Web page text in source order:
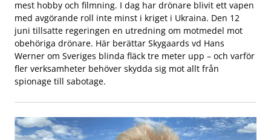
mest hobby och filmning. I dag har drönare blivit ett vapen
med avgörande roll inte minst i kriget i Ukraina. Den 12
juni tillsatte regeringen en utredning om motmedel mot
obehöriga drönare. Här berättar Skygaards vd Hans
Werner om Sveriges blinda fläck tre meter upp – och varför
fler verksamheter behöver skydda sig mot allt från
spionage till sabotage.